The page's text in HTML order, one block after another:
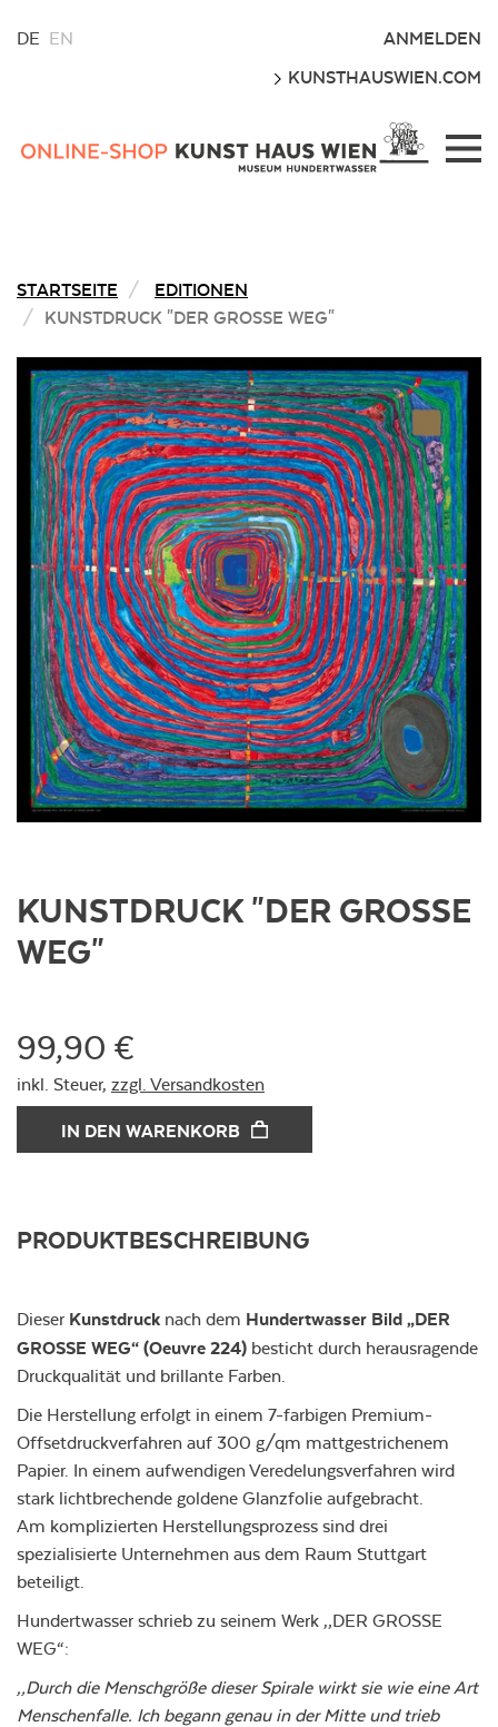
WÄHLEN
DIESE
DE EN
ANMELDEN
KUNSTHAUSWIEN.COM
Wien
STARTSEITE
EDITIONEN
KUNSTDRUCK "DER GROSSE WEG"
KUNSTDRUCK "DER GROSSE W
EG"
99,90 €
inkl. Steuer, zzgl. Versandkosten
IN DEN WARENKORB
PRODUKTBESCHREIBUNG
Dieser Kunstdruck nach dem Hundertwasser Bild„DER
GROSSE WEG“(Oeuvre 224) besticht durch herausragende
Druckqualität und brillante Farben.
Die Herstellung erfolgt in einem 7-farbigen Premium-
Offsetdruckverfahren auf 300 g/qm mattgestrichenem
Papier. In einem aufwendigen Veredelungsverfahren wird
stark lichtbrechende goldene Glanzfolie aufgebracht.
Am komplizierten Herstellungsprozess sind drei
spezialisierte Unternehmen aus dem Raum Stuttgart
beteiligt.
Hundertwasser schrieb zu seinem Werk „DER GROSSE
WEG“:
„Durch die Menschgröße dieser Spirale wirkt sie wie eine Art
Menschenfalle. Ich begann genau in der Mitte und trieb